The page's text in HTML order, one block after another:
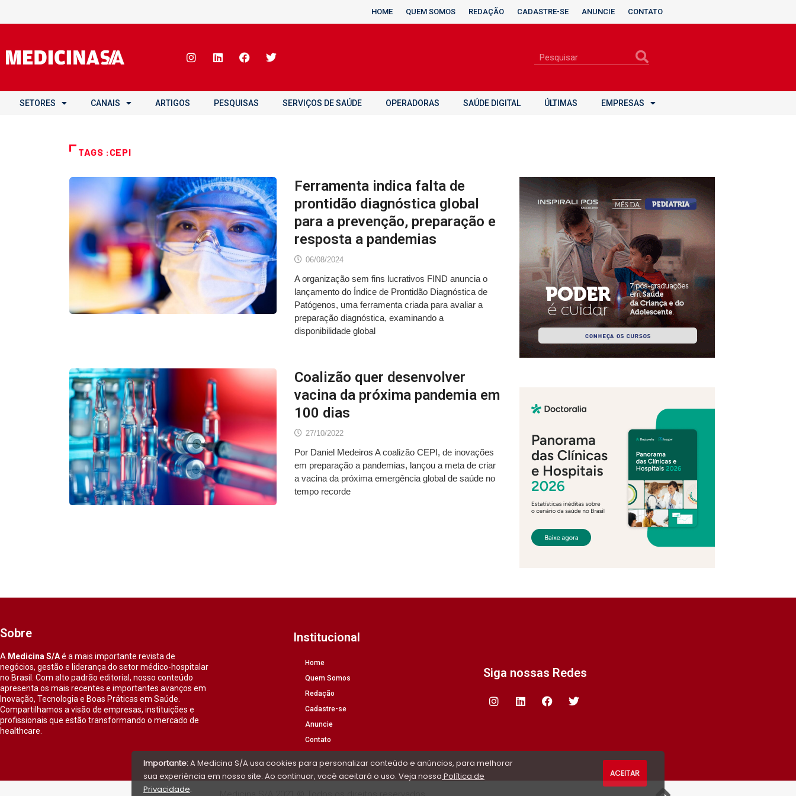
HOME QUEM SOMOS REDAÇÃO CADASTRE-SE ANUNCIE CONTATO
SETORES CANAIS ARTIGOS PESQUISAS SERVIÇOS DE SAÚDE OPERADORAS SAÚDE DIGITAL ÚLTIMAS EMPRESAS
TAGS :CEPI
Ferramenta indica falta de
prontidão diagnóstica global
para a prevenção, preparação e
resposta a pandemias
06/08/2024
A organização sem fins lucrativos FIND anuncia o
lançamento do Índice de Prontidão Diagnóstica de
Patógenos, uma ferramenta criada para avaliar a
preparação diagnóstica, examinando a
disponibilidade global
Coalizão quer desenvolver
vacina da próxima pandemia em
100 dias
27/10/2022
Por Daniel Medeiros A coalizão CEPI, de inovações
em preparação a pandemias, lançou a meta de criar
a vacina da próxima emergência global de saúde no
tempo recorde
Sobre
A Medicina S/Aé a mais importante revista de
negócios, gestão e liderança do setor médico-hospitalar
no Brasil. Com alto padrão editorial, nosso conteúdo
apresenta os mais recentes e importantes avanços em
Inovação, Tecnologia e Boas Práticas em Saúde.
Compartilhamos a visão de empresas, instituições e
profissionais que estão transformando o mercado de
healthcare.
Institucional
Home
Quem Somos
Redação
Cadastre-se
Anuncie
Contato
Siga nossas Redes
Importante:A Medicina S/A usa cookies para personalizar conteúdo e anúncios, para melhorar
sua experiência em nosso site. Ao continuar, você aceitará o uso. Veja nossa Política de
Privacidade.
ACEITAR